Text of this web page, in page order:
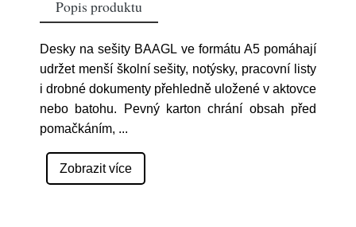
Popis produktu
Desky na sešity BAAGL ve formátu A5 pomáhají
udržet menší školní sešity, notýsky, pracovní listy
i drobné dokumenty přehledně uložené v aktovce
nebo batohu. Pevný karton chrání obsah před
pomačkáním, ...
Zobrazit více